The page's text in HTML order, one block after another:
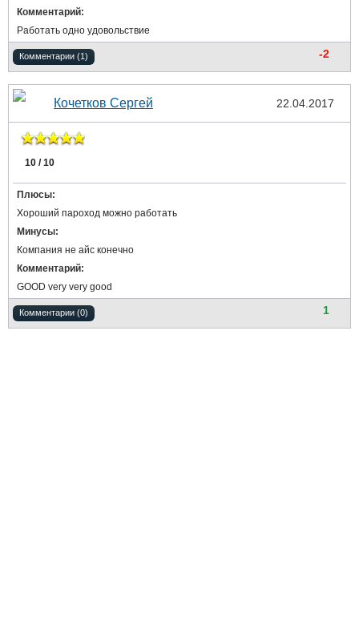
Комментарий:
Работать одно удовольствие
Комментарии (1) -2
Кочетков Сергей 22.04.2017
10 / 10
Плюсы:
Хороший пароход можно работать
Минусы:
Компания не айс конечно
Комментарий:
GOOD very very good
Комментарии (0) 1